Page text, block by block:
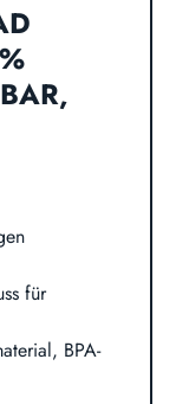
für
BPA-